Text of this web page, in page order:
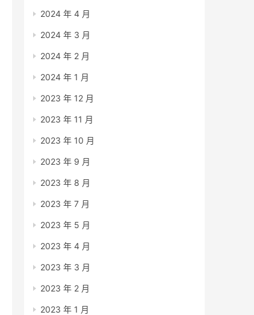
2024 年 4 月
2024 年 3 月
2024 年 2 月
2024 年 1 月
2023 年 12 月
2023 年 11 月
2023 年 10 月
2023 年 9 月
2023 年 8 月
2023 年 7 月
2023 年 5 月
2023 年 4 月
2023 年 3 月
2023 年 2 月
2023 年 1 月